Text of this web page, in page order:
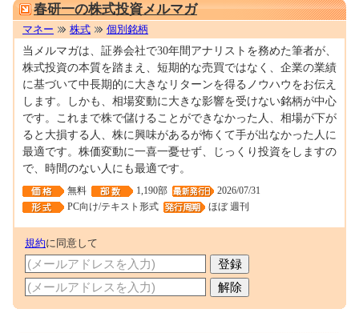
春研一の株式投資メルマガ
マネー 株式 個別銘柄
当メルマガは、証券会社で30年間アナリストを務めた筆者が、
株式投資の本質を踏まえ、短期的な売買ではなく、企業の業績
に基づいて中長期的に大きなリターンを得るノウハウをお伝え
します。しかも、相場変動に大きな影響を受けない銘柄が中心
です。これまで株で儲けることができなかった人、相場が下が
ると大損する人、株に興味があるが怖くて手が出なかった人に
最適です。株価変動に一喜一憂せず、じっくり投資をしますの
で、時間のない人にも最適です。
無料 1,190部
2026/07/31
PC向け/テキスト形式
ほぼ 週刊
規約に同意して